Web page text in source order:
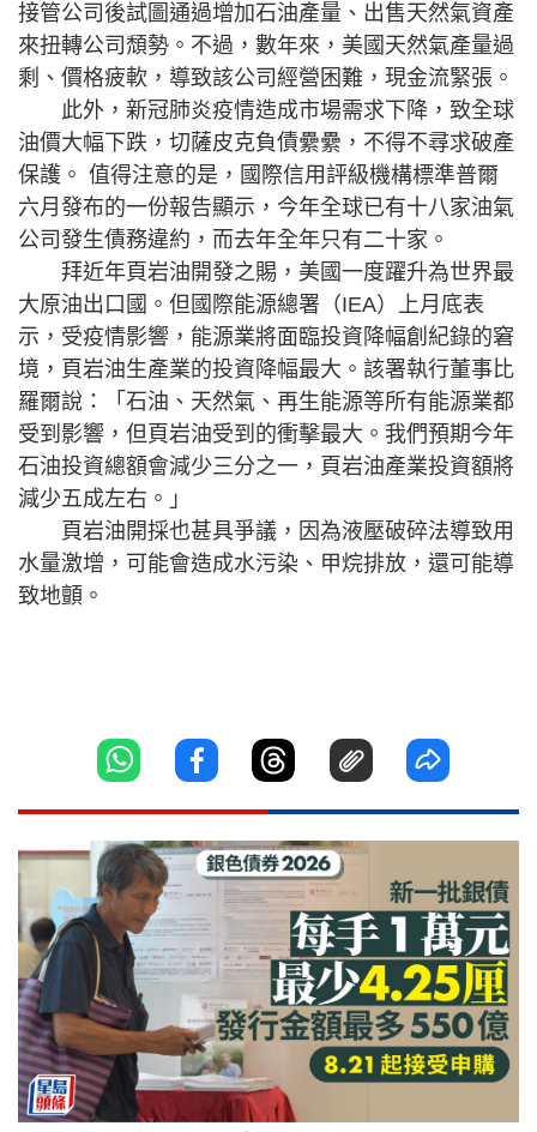
接管公司後試圖通過增加石油產量、出售天然氣資產
來扭轉公司頹勢。不過，數年來，美國天然氣產量過
剩、價格疲軟，導致該公司經營困難，現金流緊張。
此外，新冠肺炎疫情造成市場需求下降，致全球
油價大幅下跌，切薩皮克負債纍纍，不得不尋求破產
保護。 值得注意的是，國際信用評級機構標準普爾
六月發布的一份報告顯示，今年全球已有十八家油氣
公司發生債務違約，而去年全年只有二十家。
拜近年頁岩油開發之賜，美國一度躍升為世界最
大原油出口國。但國際能源總署（IEA）上月底表
示，受疫情影響，能源業將面臨投資降幅創紀錄的窘
境，頁岩油生產業的投資降幅最大。該署執行董事比
羅爾說：「石油、天然氣、再生能源等所有能源業都
受到影響，但頁岩油受到的衝擊最大。我們預期今年
石油投資總額會減少三分之一，頁岩油產業投資額將
減少五成左右。」
頁岩油開採也甚具爭議，因為液壓破碎法導致用
水量激增，可能會造成水污染、甲烷排放，還可能導
致地顫。